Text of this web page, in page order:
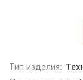
Тип изделия: